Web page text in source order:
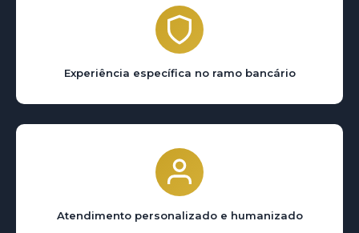
Experiência específica no ramo bancário
Atendimento personalizado e humanizado